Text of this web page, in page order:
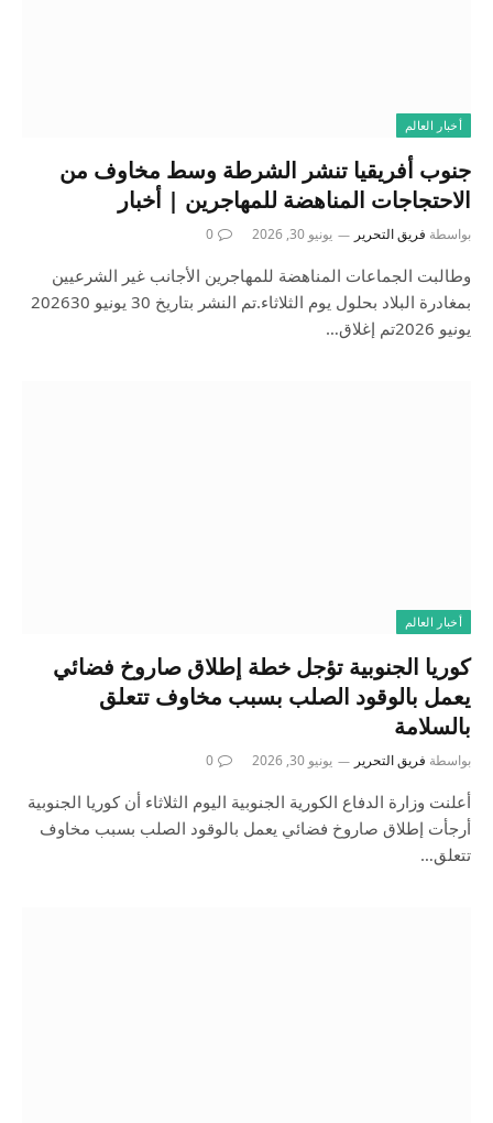
أخبار العالم
جنوب أفريقيا تنشر الشرطة وسط مخاوف من
الاحتجاجات المناهضة للمهاجرين | أخبار
بواسطة فريق التحرير يونيو 30, 2026 0
وطالبت الجماعات المناهضة للمهاجرين الأجانب غير الشرعيين
بمغادرة البلاد بحلول يوم الثلاثاء.تم النشر بتاريخ 30 يونيو 202630
يونيو 2026تم إغلاق…
أخبار العالم
كوريا الجنوبية تؤجل خطة إطلاق صاروخ فضائي
يعمل بالوقود الصلب بسبب مخاوف تتعلق
بالسلامة
بواسطة فريق التحرير يونيو 30, 2026 0
أعلنت وزارة الدفاع الكورية الجنوبية اليوم الثلاثاء أن كوريا الجنوبية
أرجأت إطلاق صاروخ فضائي يعمل بالوقود الصلب بسبب مخاوف
تتعلق…